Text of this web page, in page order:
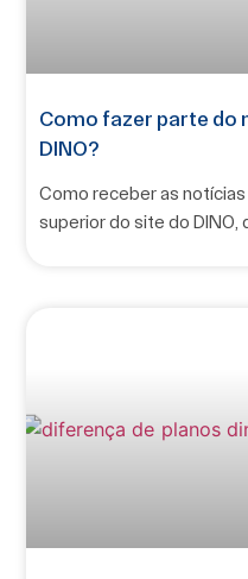
Como fazer parte do
DINO?
Como receber as
superior do site do DINO,